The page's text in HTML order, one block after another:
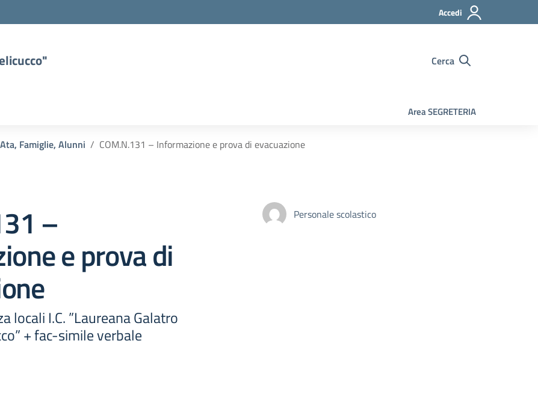
Accedi
Cerca
Area SEGRETERIA
Famiglie, Alunni COM.N.131 – Informazione e prova di evacuazione
–
e prova di
locali I.C. ”Laureana Galatro
+ fac-simile verbale
Personale scolastico